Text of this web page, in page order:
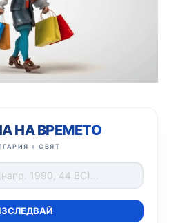
НА ВРЕМЕТО
+ СВЯТ